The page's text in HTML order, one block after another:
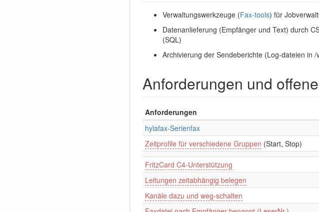
Verwaltungswerkzeuge (Fax-tools) für
Datenanlieferung (Empfänger und Text) durch
(SQL)
Archivierung der Sendeberichte (Log-dateien in
Anforderungen und
Anforderungen
hylafax-Serienfax
Zeitprofile für verschiedene Gruppen (Start, Stop)
FritzCard C4-Unterstützung
Leitungen zeitabhängig belegen
Kanäle dazu und weg-schalten